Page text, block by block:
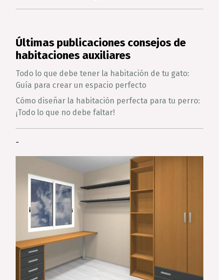
Últimas publicaciones consejos de
habitaciones auxiliares
Todo lo que debe tener la habitación de tu gato:
Guía para crear un espacio perfecto
Cómo diseñar la habitación perfecta para tu perro:
¡Todo lo que no debe faltar!
-